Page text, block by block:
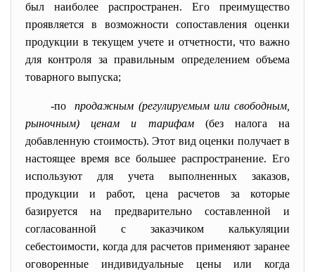
был наиболее распространен. Его преимущество
проявляется в возможности сопоставления оценки
продукции в текущем учете и отчетности, что важно
для контроля за правильным определением объема
товарного выпуска;
-по
продажным (регулируемым или свободным,
рыночным) ценам и тарифам (без налога на
добавленную стоимость). Этот вид оценки получает в
настоящее время все большее распространение. Его
используют для учета выполненных заказов,
продукции и работ, цена расчетов за которые
базируется на предварительно составленной и
согласованной с заказчиком калькуляции
себестоимости, когда для расчетов применяют заранее
оговоренные индивидуальные цены или когда